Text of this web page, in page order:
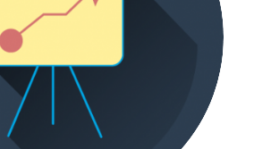
קורס פרסום בגוגל